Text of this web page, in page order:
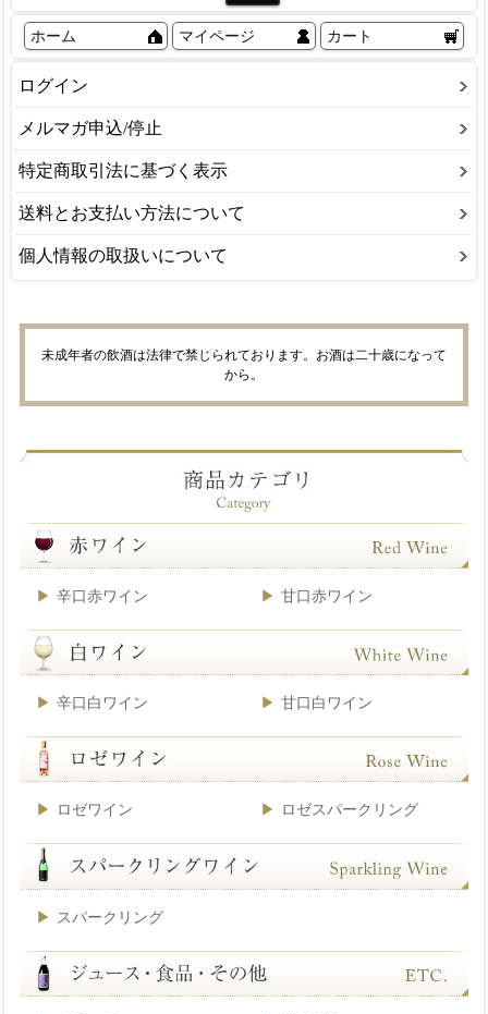
ホーム マイページ カート
ログイン
メルマガ申込/停止
特定商取引法に基づく表示
送料とお支払い方法について
個人情報の取扱いについて
未成年者の飲酒は法律で禁じられております。お酒は二十歳になって
から。
辛口赤ワイン 甘口赤ワイン
辛口白ワイン 甘口白ワイン
ロゼワイン ロゼスパークリング
スパークリング